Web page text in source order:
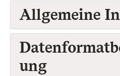
Allgemeine
ung